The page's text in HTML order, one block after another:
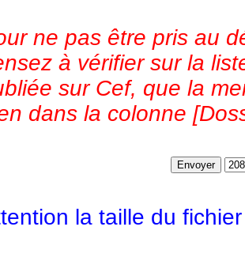
ne pas être pris au
à vérifier sur la
sur Cef, que la
dans la colonne
la taille du